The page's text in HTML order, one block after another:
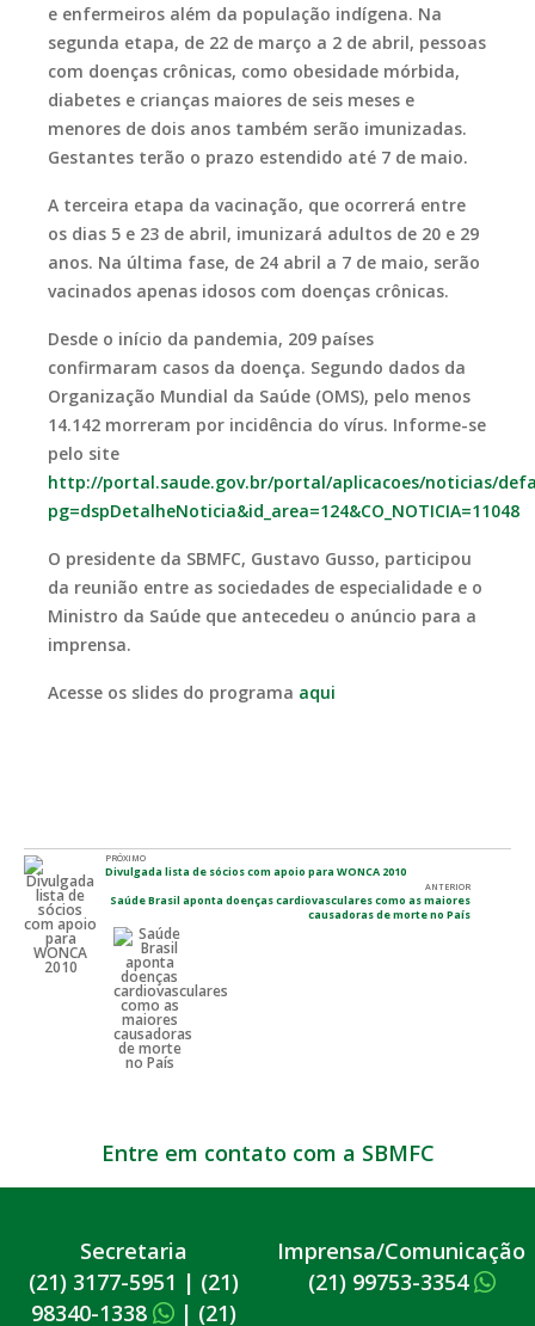
e enfermeiros além da população indígena. Na
segunda etapa, de 22 de março a 2 de abril, pessoas
com doenças crônicas, como obesidade mórbida,
diabetes e crianças maiores de seis meses e
menores de dois anos também serão imunizadas.
Gestantes terão o prazo estendido até 7 de maio.
A terceira etapa da vacinação, que ocorrerá entre
os dias 5 e 23 de abril, imunizará adultos de 20 e 29
anos. Na última fase, de 24 abril a 7 de maio, serão
vacinados apenas idosos com doenças crônicas.
Desde o início da pandemia, 209 países
confirmaram casos da doença. Segundo dados da
Organização Mundial da Saúde (OMS), pelo menos
14.142 morreram por incidência do vírus. Informe-se
pelo site
http://portal.saude.gov.br/portal/aplicacoes/noticias/
pg=dspDetalheNoticia&id_area=124&CO_NOTICIA=11048
O presidente da SBMFC, Gustavo Gusso, participou
da reunião entre as sociedades de especialidade e o
Ministro da Saúde que antecedeu o anúncio para a
imprensa.
Acesse os slides do programa aqui
PRÓXIMO
Divulgada lista de sócios com apoio para WONCA 2010
ANTERIOR
Saúde Brasil aponta doenças cardiovasculares como as maiores
causadoras de morte no País
Entre em contato com a SBMFC
Secretaria
(21) 3177-5951 | (21)
98340-1338
| (21)
Imprensa/Comunicação
(21) 99753-3354